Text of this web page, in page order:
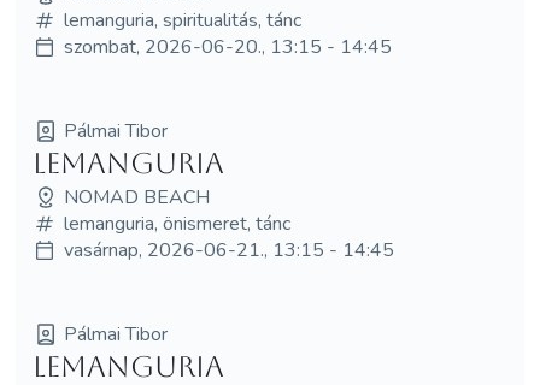
lemanguria, spiritualitás, tánc
szombat, 2026-06-20., 13:15 - 14:45
Pálmai Tibor
LEMangURIA
NOMAD BEACH
lemanguria, önismeret, tánc
vasárnap, 2026-06-21., 13:15 - 14:45
Pálmai Tibor
LEMangURIA